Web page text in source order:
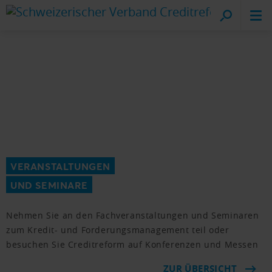
VERANSTALTUNGEN
UND SEMINARE
Nehmen Sie an den Fachveranstaltungen und Seminaren
zum Kredit- und Forderungsmanagement teil oder
besuchen Sie Creditreform auf Konferenzen und Messen
ZUR ÜBERSICHT